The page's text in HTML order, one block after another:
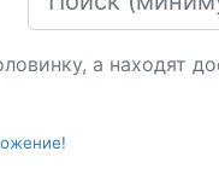
а находят